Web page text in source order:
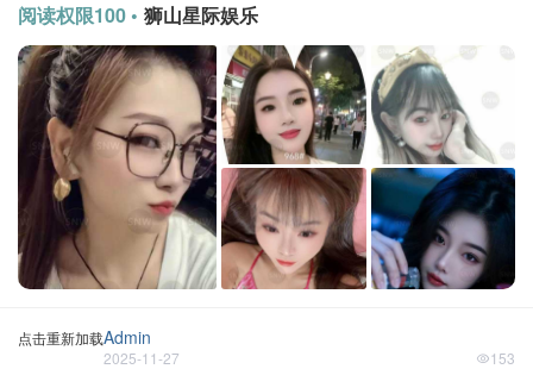
阅读权限100 • 狮山星际娱乐
点击重新加载Admin
2025-11-27 153